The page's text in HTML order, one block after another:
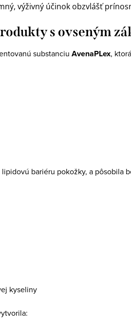
výživný účinok obzvlášť
s ovseným
substanciu AvenaPLex,
bariéru pokožky, a pôsobila
kyseliny